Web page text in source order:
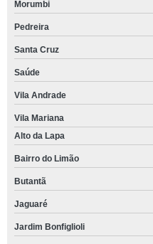
Morumbi
Pedreira
Santa Cruz
Saúde
Vila Andrade
Vila Mariana
Alto da Lapa
Bairro do Limão
Butantã
Jaguaré
Jardim Bonfiglioli